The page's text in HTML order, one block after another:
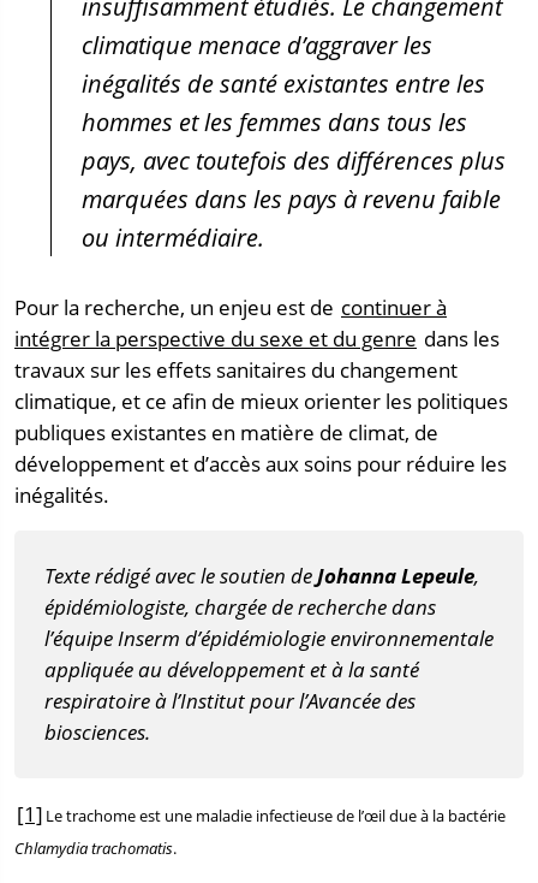
climatique menace d’aggraver les
inégalités de santé existantes entre les
hommes et les femmes dans tous les
pays, avec toutefois des différences plus
marquées dans les pays à revenu faible
ou intermédiaire.
Pour la recherche, un enjeu est de continuer à
intégrer la perspective du sexe et du genre dans les
travaux sur les effets sanitaires du changement
climatique, et ce afin de mieux orienter les politiques
publiques existantes en matière de climat, de
développement et d’accès aux soins pour réduire les
inégalités.
Texte rédigé avec le soutien deJohanna Lepeule,
épidémiologiste, chargée de recherche dans
l’équipe Inserm d’épidémiologie environnementale
appliquée au développement et à la santé
respiratoire à l’Institut pour l’Avancée des
biosciences.
[1] Le trachome est une maladie infectieuse de l’œil due à la bactérie
Chlamydia trachomatis.